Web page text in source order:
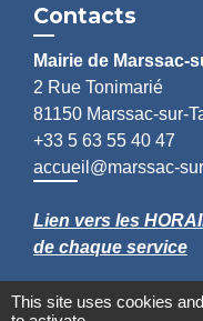
Contacts
Mairie de Marssac-
2 Rue Tonimarié
81150 Marssac-sur-
+33 5 63 55 40 47
accueil@marssac-
Lien vers les
de chaque service
This site uses cookies